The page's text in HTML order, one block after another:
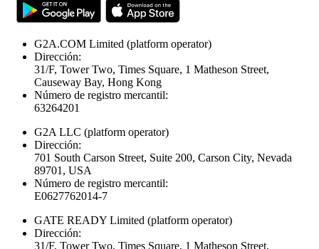
G2A.COM Limited (platform operator)
Dirección:
31/F, Tower Two, Times Square, 1 Matheson Street,
Causeway Bay, Hong Kong
Número de registro mercantil:
63264201
G2A LLC (platform operator)
Dirección:
701 South Carson Street, Suite 200, Carson City, Nevada
89701, USA
Número de registro mercantil:
E0627762014-7
GATE READY Limited (platform operator)
Dirección:
31/F, Tower Two, Times Square, 1 Matheson Street,